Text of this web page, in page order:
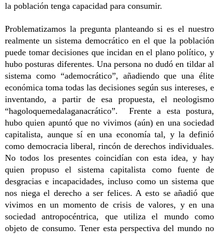
la población tenga capacidad para consumir.
Problematizamos la pregunta planteando si es el nuestro
realmente un sistema democrático en el que la población
puede tomar decisiones que incidan en el plano político, y
hubo posturas diferentes. Una persona no dudó en tildar al
sistema como “ademocrático”, añadiendo que una élite
económica toma todas las decisiones según sus intereses, e
inventando, a partir de esa propuesta, el neologismo
“hagoloquemedalaganacrático”.  Frente a esta postura,
hubo quien apuntó que no vivimos (aún) en una sociedad
capitalista, aunque sí en una economía tal, y la definió
como democracia liberal, rincón de derechos individuales.
No todos los presentes coincidían con esta idea, y hay
quien propuso el sistema capitalista como fuente de
desgracias e incapacidades, incluso como un sistema que
nos niega el derecho a ser felices. A esto se añadió que
vivimos en un momento de crisis de valores, y en una
sociedad antropocéntrica, que utiliza el mundo como
objeto de consumo. Tener esta perspectiva del mundo no